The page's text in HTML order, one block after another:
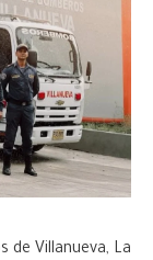
de Villanueva, La